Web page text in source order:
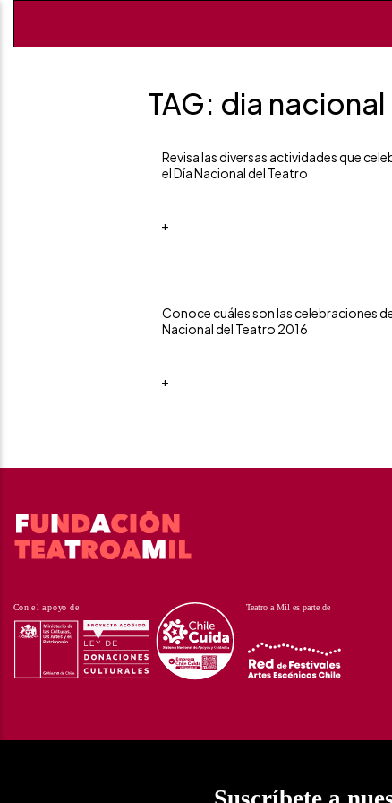
TAG: dia
Revisa las diversas actividades que
el Día Nacional del Teatro
+
Conoce cuáles son las celebraciones
Nacional del Teatro 2016
+